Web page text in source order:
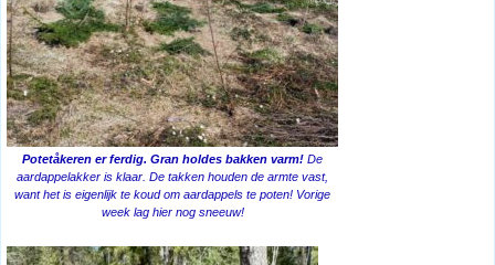
Potetåkeren er ferdig. Gran holdes bakken varm! De
aardappelakker is klaar. De takken houden de armte vast,
want het is eigenlijk te koud om aardappels te poten! Vorige
week lag hier nog sneeuw!